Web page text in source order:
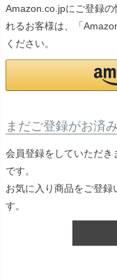
Amazon.co.jpにご登録
れるお客様は、「
ください。
まだご登録がお済
会員登録をしていただき
です。
お気に入り商品をご登録
す。